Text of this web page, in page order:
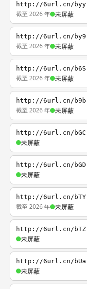
http://6url.cn/byy
截至 2026 年 未屏蔽
http://6url.cn/by9
截至 2026 年 未屏蔽
http://6url.cn/b6S
截至 2026 年 未屏蔽
http://6url.cn/b9b
截至 2026 年 未屏蔽
http://6url.cn/bGC
未屏蔽
http://6url.cn/bGD
未屏蔽
http://6url.cn/bTY
截至 2026 年 未屏蔽
http://6url.cn/bTZ
未屏蔽
http://6url.cn/bUa
未屏蔽